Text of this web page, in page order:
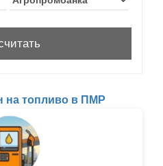
на топливо в ПМР